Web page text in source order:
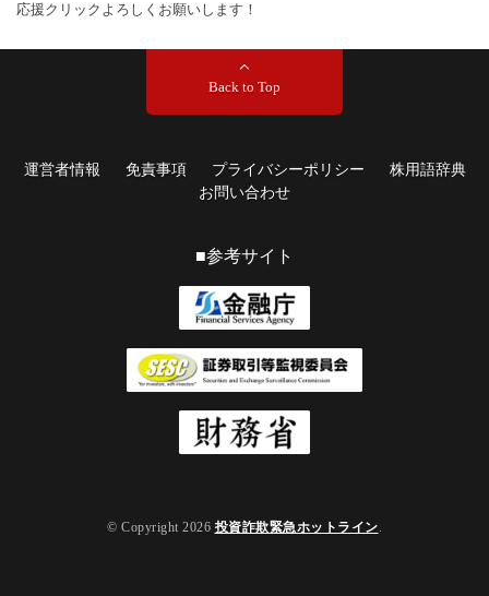
応援クリックよろしくお願いします！
Back to Top
運営者情報 免責事項 プライバシーポリシー
株用語辞典
お問い合わせ
■参考サイト
© Copyright 2026 投資詐欺緊急ホットライン.